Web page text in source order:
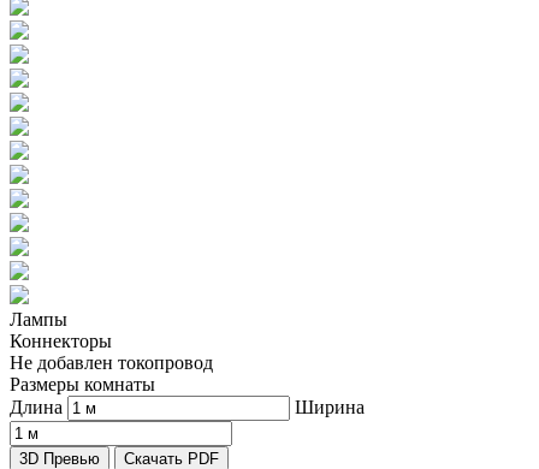
Лампы
Коннекторы
Не добавлен токопровод
Размеры комнаты
Длина
Ширина
3D Превью Скачать PDF